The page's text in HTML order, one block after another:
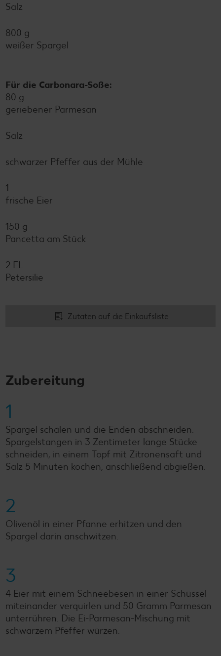
Salz
800 g
weißer Spargel
Für die Carbonara-Soße:
80 g
geriebener Parmesan
Salz
schwarzer Pfeffer aus der Mühle
1
frische Eier
150 g
Pancetta am Stück
2 EL
Petersilie
Zutaten auf die Einkaufsliste
Zubereitung
1
Spargel schälen und die Enden abschneiden.
Spargelstangen in 3 Zentimeter lange Stücke
schneiden, in einem Topf mit Zitronensaft und
Salz 5 Minuten kochen, anschließend abgießen.
2
Olivenöl in einer Pfanne erhitzen und den
Spargel darin anschwitzen.
3
4 Eier mit einem Schneebesen in einer Schüssel
miteinander verquirlen und 50 Gramm Parmesan
unterrühren. Die Ei-Parmesan-Mischung mit
schwarzem Pfeffer würzen.